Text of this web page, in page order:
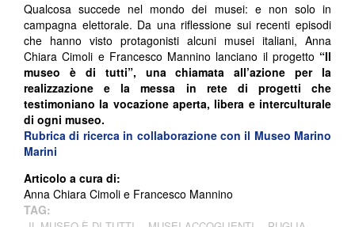
Qualcosa succede nel mondo dei musei: e non solo in
campagna elettorale. Da una riflessione sui recenti episodi
che hanno visto protagonisti alcuni musei italiani, Anna
Chiara Cimoli e Francesco Mannino lanciano il progetto “Il
museo è di tutti”, una chiamata all’azione per la
realizzazione e la messa in rete di progetti che
testimoniano la vocazione aperta, libera e interculturale
di ogni museo.
Rubrica di ricerca in collaborazione con il Museo Marino
Marini
Articolo a cura di:
Anna Chiara Cimoli e Francesco Mannino
TAG: